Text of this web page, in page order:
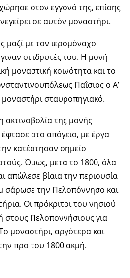
στον εγγονό της, επίσης
σε αυτόν μοναστήρι.
μαζί με τον ιερομόναχο
οι ιδρυτές του. Η μονή
μοναστική κοινότητα και το
Παΐσιος ο Α’
μοναστήρι σταυροπηγιακό.
ακτινοβολία της μονής
στο απόγειο, με έργα
κατέστησαν σημείο
Όμως, μετά το 1800, όλα
απώλεσε βίαια την περιουσία
σάρωσε την Πελοπόννησο και
Οι πρόκριτοι του νησιού
Πελοποννήσιους για
μοναστήρι, αργότερα και
προ του 1800 ακμή.